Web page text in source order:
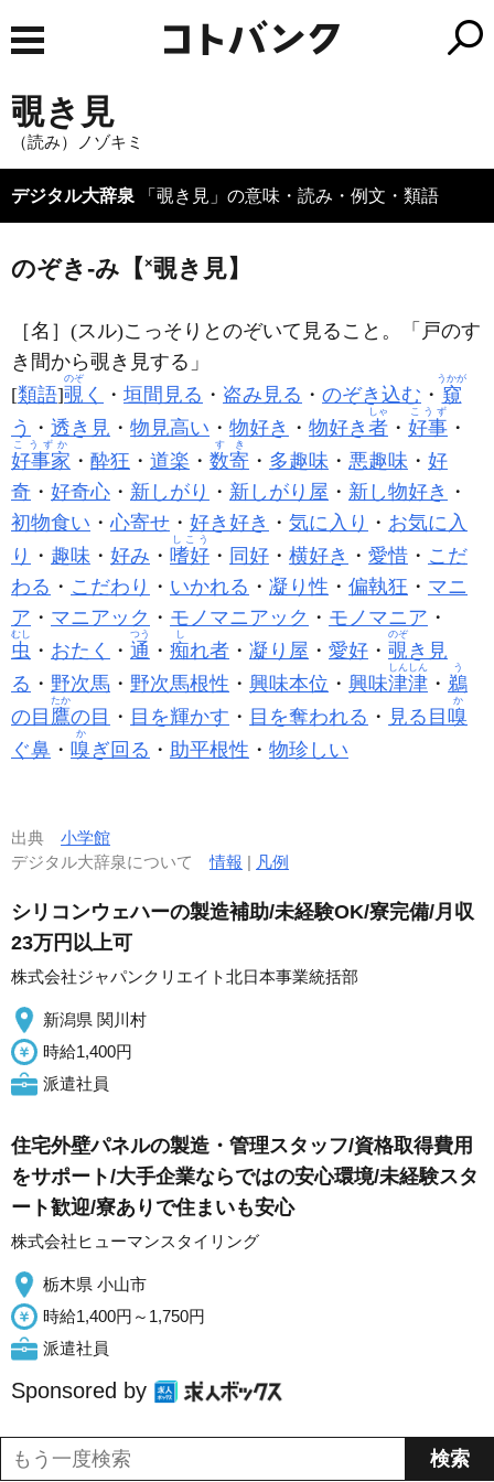
覗き見
（読み）ノゾキミ
デジタル大辞泉 「覗き見」の意味・読み・例文・類語
のぞき‐み【 ×覗き見】
［名］ (スル)こっそりとのぞいて見ること。「戸のす
き間から覗き見する」
[類語]覗
のぞ
く ・ 垣間見る ・ 盗み見る ・ のぞき込む ・ 窺
うかが
う ・ 透き見 ・ 物見高い ・ 物好き ・ 物好き 者
しゃ
・ 好事
こうず
・
好事家
こうずか
・ 酔狂 ・ 道楽 ・ 数寄
すき
・ 多趣味 ・ 悪趣味 ・ 好
奇 ・ 好奇心 ・ 新しがり ・ 新しがり屋 ・ 新し物好き ・
初物食い ・心寄せ ・ 好き好き ・ 気に入り ・ お気に入
り ・ 趣味 ・ 好み ・ 嗜好
しこう
・ 同好 ・ 横好き ・ 愛惜 ・ こだ
わる ・ こだわり ・ いかれる ・ 凝り性 ・ 偏執狂 ・ マニ
ア ・ マニアック ・ モノマニアック ・ モノマニア ・
虫
むし
・ おたく ・ 通
つう
・ 痴
し
れ者 ・ 凝り屋 ・ 愛好 ・ 覗
のぞ
き見
る ・ 野次馬 ・ 野次馬根性 ・ 興味本位 ・ 興味津津
しんしん
・ 鵜
う
の目 鷹
たか
の目 ・ 目を輝かす ・ 目を奪われる ・ 見る目 嗅
か
ぐ鼻 ・ 嗅
か
ぎ回る ・ 助平根性 ・ 物珍しい
出典 小学館
デジタル大辞泉について情報 | 凡例
シリコンウェハーの製造補助/未経験OK/寮完備/月収
23万円以上可
株式会社ジャパンクリエイト北日本事業統括部
新潟県 関川村
時給1,400円
派遣社員
住宅外壁パネルの製造・管理スタッフ/資格取得費用
をサポート/大手企業ならではの安心環境/未経験スタ
ート歓迎/寮ありで住まいも安心
株式会社ヒューマンスタイリング
栃木県 小山市
時給1,400円～1,750円
派遣社員
Sponsored by